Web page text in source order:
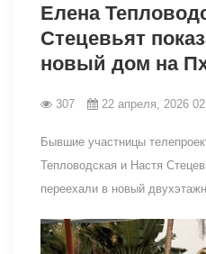
Елена
Стецевьят
новый дом на
307 22 апреля, 2026
Бывшие участницы
Тепловодская и Настя
переехали в новый